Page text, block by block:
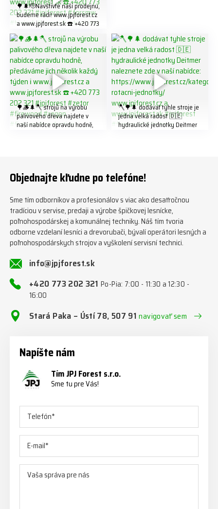
🌳🌲🫡Navštivte naší prodejnu,
budeme rádi! www.jpjforest.cz
a www.jpjforest.sk ☎️ +420 773
#biojack #regon #vahvajussi
🌳🪵🌲🪓 strojů na výrobu
palivového dřeva najdete v
naší nabídce opravdu hodně,
#firewoodproduction
🪓🌳🌲 dodávat tyhle stroje je
jedna velká radost 🇩🇪
hydraulické jednotky Deitmer
#firewood #deitmer
Objednajte kľudne po telefóne!
Sme tím odborníkov a profesionálov s viac ako desaťročnou
tradíciou v servise, predaji a výrobe špičkovej lesnícke,
poľnohospodárskej a komunálnej techniky. Náš tím tvoria
odborne vzdelaní lesníci a drevorubači, bývalí operátori lesných a
poľnohospodárskych strojov a vyškolení servisní technici.
info@jpjforest.sk
+420 773 202 321Po-Pia: 7:00 - 11:30 a 12:30 -
16:00
Stará Paka – Ústí 78, 507 91navigovať sem
Napíšte nám
Tím JPJ Forest s.r.o.
Sme tu pre Vás!